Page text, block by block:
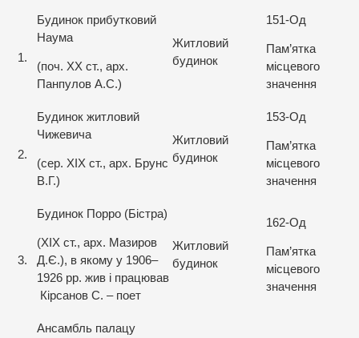
1.
Будинок прибутковий
Наума
(поч. XX ст., арх.
Панпулов А.С.)
Житловий
будинок
151-Од
Пам’ятка
місцевого
значення
2.
Будинок житловий
Чижевича
(сер. ХІХ ст., арх. Брунс
В.Г.)
Житловий
будинок
153-Од
Пам’ятка
місцевого
значення
3.
Будинок Порро (Бістра)
(XIX ст., арх. Мазиров
Д.Є.), в якому у 1906–
1926 рр. жив і працював
Кірсанов С. – поет
Житловий
будинок
162-Од
Пам’ятка
місцевого
значення
Ансамбль палацу